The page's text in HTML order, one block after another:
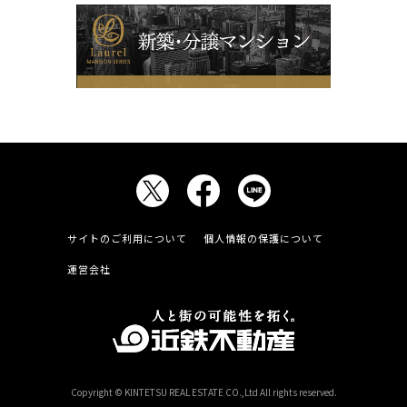
サイトのご利用について 個人情報の保護について
運営会社
Copyright © KINTETSU REAL ESTATE CO.,Ltd All rights reserved.